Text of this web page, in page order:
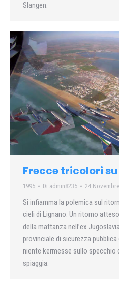
Slangen.
Frecce tricolori
1995 Di admin8235 24
Si infiamma la polemica sul
cieli di Lignano. Un ritorno
della mattanza nell’ex
provinciale di sicurezza
niente kermesse sullo specchio
spiaggia.